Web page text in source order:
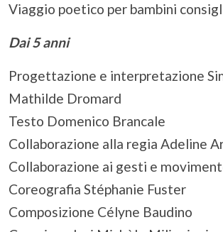
Viaggio poetico per bambini
Dai 5 anni
Progettazione e interpretazione
Mathilde Dromard
Testo Domenico Brancale
Collaborazione alla regia Adeline
Collaborazione ai gesti e
Coreografia Stéphanie Fuster
Composizione Célyne Baudino